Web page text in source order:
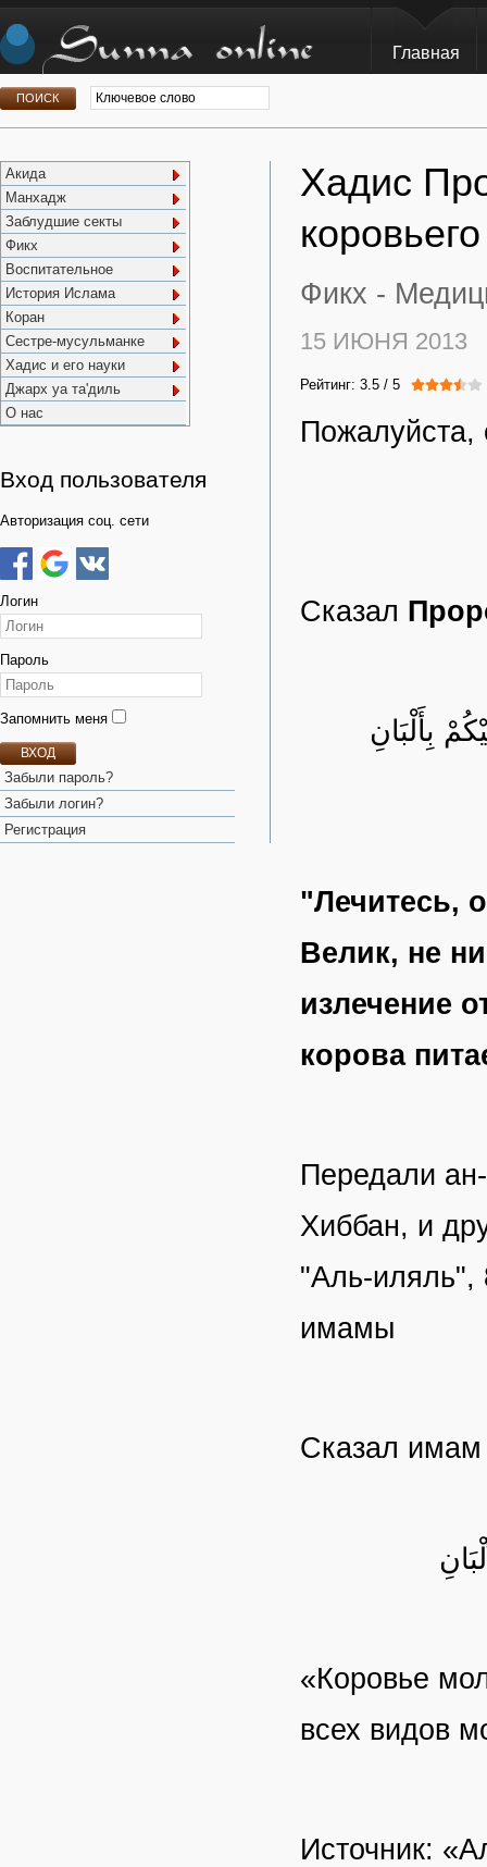
Главная
Акида
Манхадж
Заблудшие секты
Фикх
Воспитательное
История Ислама
Коран
Сестре-мусульманке
Хадис и его науки
Джарх уа та'диль
О нас
Вход пользователя
Авторизация соц. сети
Логин
Пароль
Запомнить меня
ВХОД
Забыли пароль?
Забыли логин?
Регистрация
Хадис
Фикх -
15 ИЮНЯ 2013
Рейтинг: 3.5 / 5
Пожалуйста,
Сказал
بِأَلْبَانِ
"Лечитесь,
Велик, не
излечение
корова
Передали
Хиббан, и
"Аль-иляль",
имамы
Сказал
«Коровье
всех видов
Источник: